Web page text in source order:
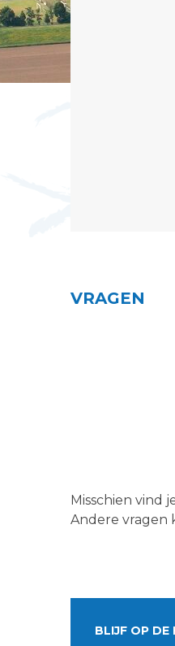
VRAGEN
Misschien vind
Andere vragen
BLIJF OP DE